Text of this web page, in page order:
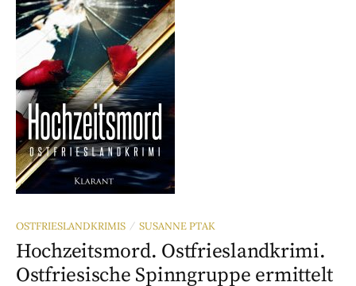
OSTFRIESLANDKRIMIS / SUSANNE PTAK
Hochzeitsmord. Ostfrieslandkrimi.
Ostfriesische Spinngruppe ermittelt